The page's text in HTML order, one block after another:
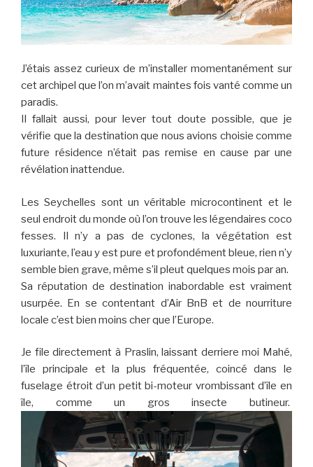
J’étais assez curieux de m’installer momentanément sur
cet archipel que l’on m’avait maintes fois vanté comme un
paradis.
Il fallait aussi, pour lever tout doute possible, que je
vérifie que la destination que nous avions choisie comme
future résidence n’était pas remise en cause par une
révélation inattendue.
Les Seychelles sont un véritable microcontinent et le
seul endroit du monde où l’on trouve les légendaires coco
fesses. Il n’y a pas de cyclones, la végétation est
luxuriante, l’eau y est pure et profondément bleue, rien n’y
semble bien grave, même s’il pleut quelques mois par an.
Sa réputation de destination inabordable est vraiment
usurpée. En se contentant d’Air BnB et de nourriture
locale c’est bien moins cher que l’Europe.
Je file directement à Praslin, laissant derriere moi Mahé,
l’île principale et la plus fréquentée, coincé dans le
fuselage étroit d’un petit bi-moteur vrombissant d’île en
île, comme un gros insecte butineur.